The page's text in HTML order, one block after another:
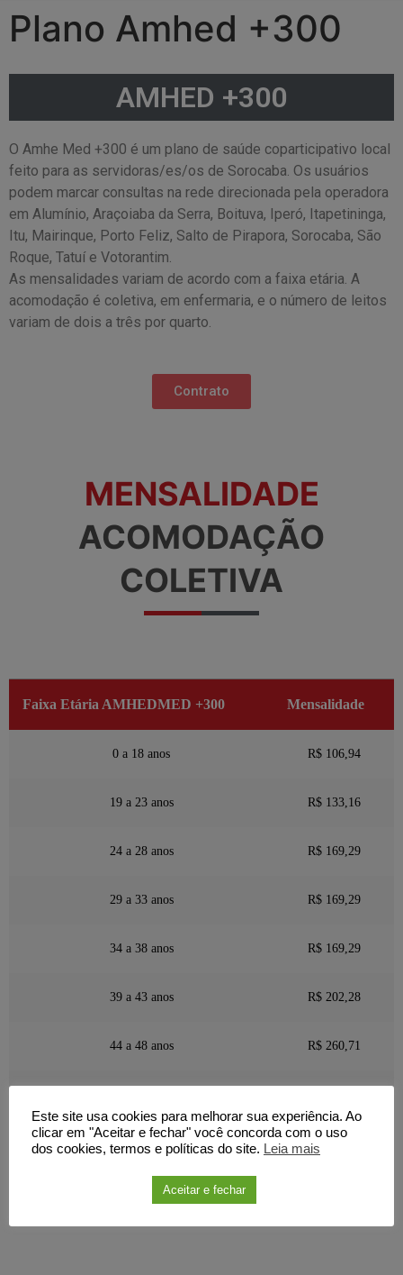
Plano Amhed +300
AMHED +300
O Amhe Med +300 é um plano de saúde coparticipativo local
feito para as servidoras/es/os de Sorocaba. Os usuários
podem marcar consultas na rede direcionada pela operadora
em Alumínio, Araçoiaba da Serra, Boituva, Iperó, Itapetininga,
Itu, Mairinque, Porto Feliz, Salto de Pirapora, Sorocaba, São
Roque, Tatuí e Votorantim.
As mensalidades variam de acordo com a faixa etária. A
acomodação é coletiva, em enfermaria, e o número de leitos
variam de dois a três por quarto.
Contrato
MENSALIDADE
ACOMODAÇÃO
COLETIVA
Faixa Etária AMHEDMED +300 Mensalidade
0 a 18 anos R$ 106,94
19 a 23 anos R$ 133,16
24 a 28 anos R$ 169,29
29 a 33 anos R$ 169,29
34 a 38 anos R$ 169,29
39 a 43 anos R$ 202,28
44 a 48 anos R$ 260,71
54 a 58 anos R$ 443,54
59 anos ou mais
Este site usa cookies para melhorar sua experiência. Ao
clicar em "Aceitar e fechar" você concorda com o uso
dos cookies, termos e políticas do site. Leia mais
Aceitar e fechar